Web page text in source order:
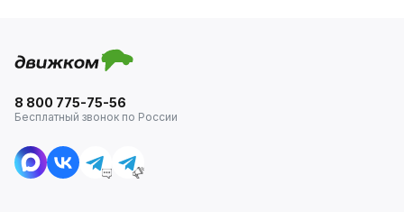
8 800 775-75-56
Бесплатный звонок по России